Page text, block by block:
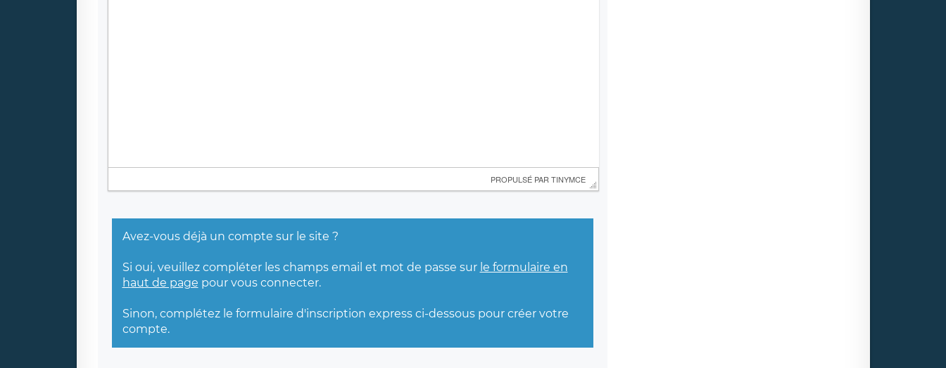
PROPULSÉ PAR TINYMCE
Avez-vous déjà un compte sur le site ?
Si oui, veuillez compléter les champs email et mot de passe sur le formulaire en
haut de page pour vous connecter.
Sinon, complétez le formulaire d'inscription express ci-dessous pour créer votre
compte.